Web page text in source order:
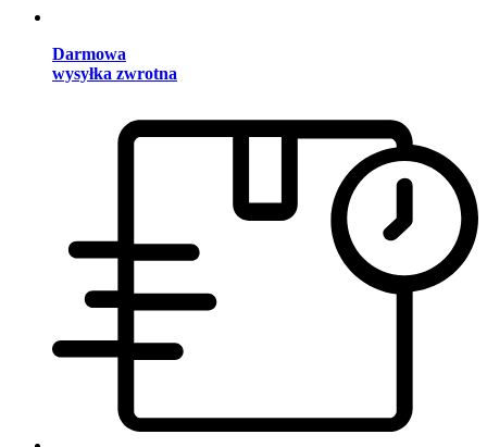
Darmowa
wysyłka zwrotna